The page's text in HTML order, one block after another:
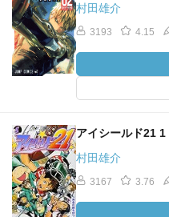
村田雄介
3193 4.15
アイシールド21
村田雄介
3167 3.76